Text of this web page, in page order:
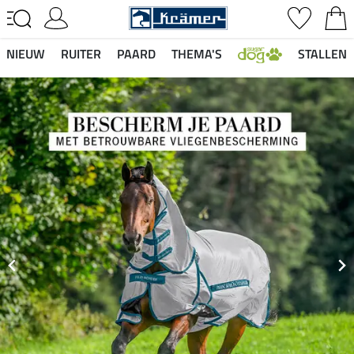
NIEUW RUITER PAARD THEMA'S STALLEN